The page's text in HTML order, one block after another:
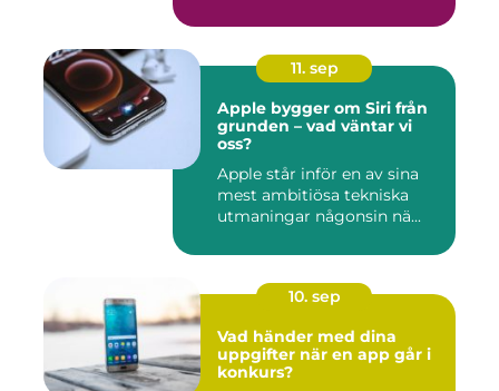
11. sep
Apple bygger om Siri från
grunden – vad väntar vi
oss?
Apple står inför en av sina
mest ambitiösa tekniska
utmaningar någonsin nä...
10. sep
Vad händer med dina
uppgifter när en app går i
konkurs?